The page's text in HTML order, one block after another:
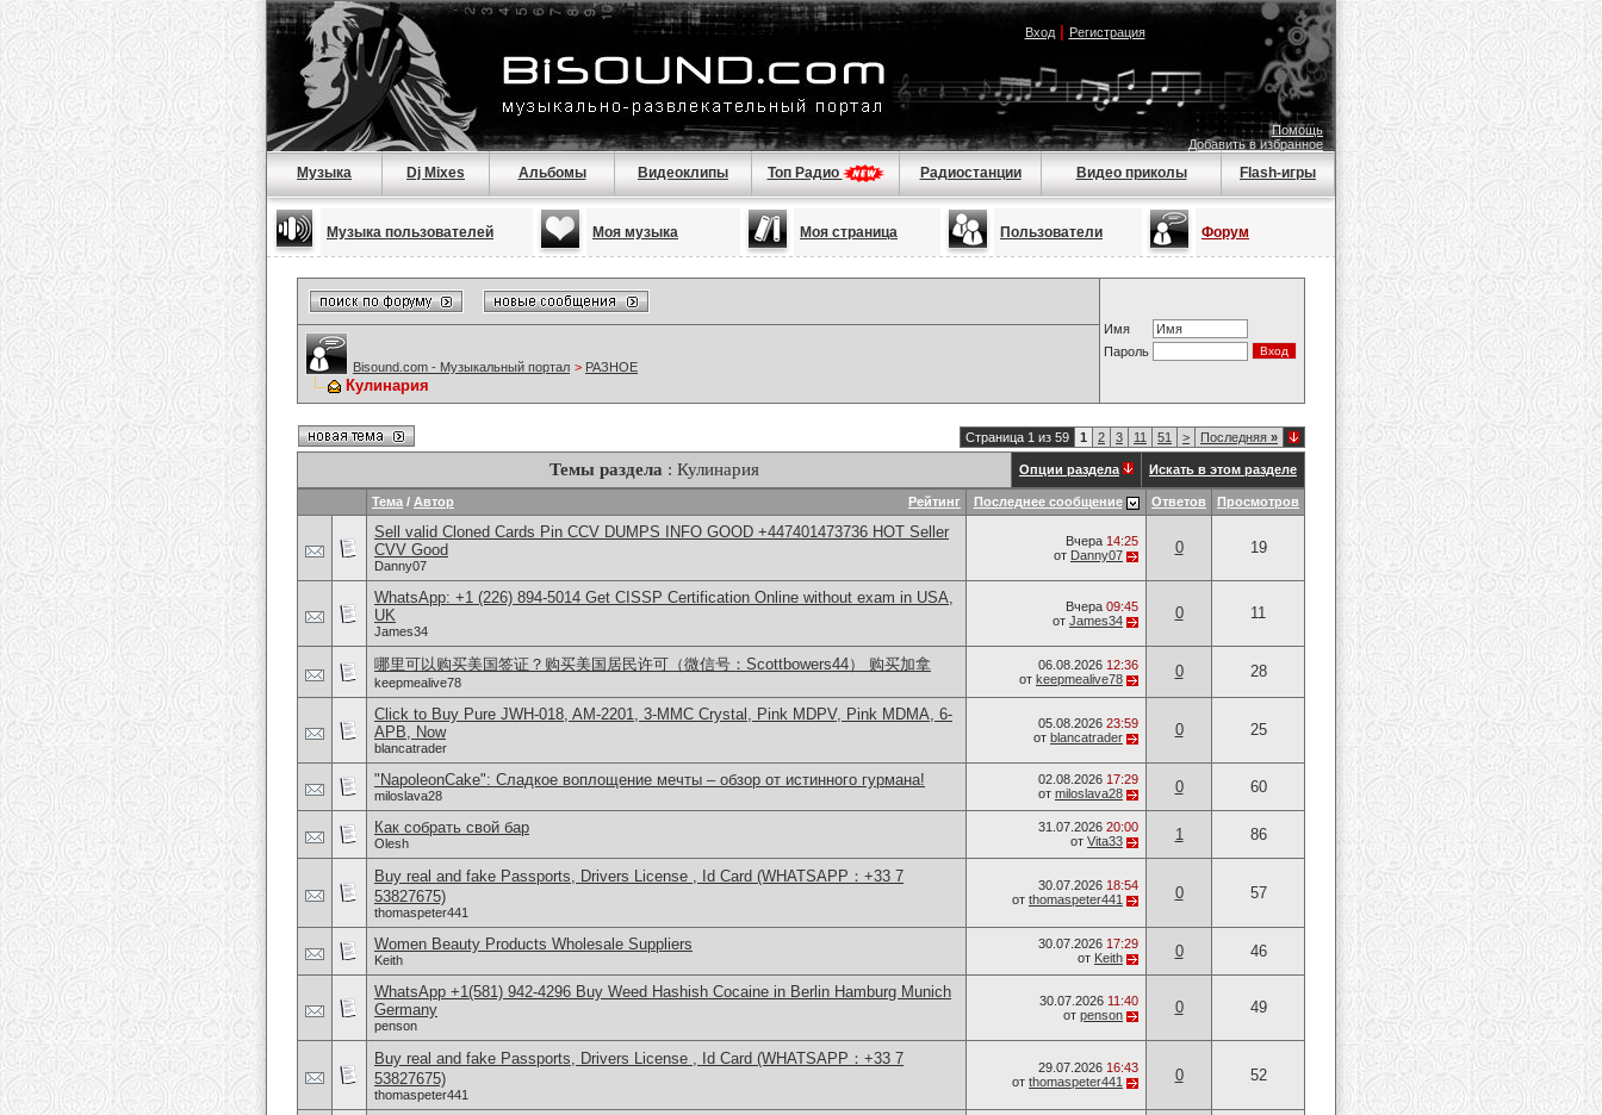
Вход| Регистрация
Помощь
Добавить в избранное
Музыка Dj Mixes Альбомы Видеоклипы Топ Радио Радиостанции Видео приколы Flash-игры
Музыка пользователей Моя музыка Моя страница Пользователи Форум
Имя
Пароль
Bisound.com - Музыкальный портал > РАЗНОЕ
Кулинария
Страница 1 из 59 1 2 3 11 51 > Последняя »
Темы раздела : Кулинария Опции раздела Искать в этом разделе
Рейтинг
Тема / Автор Последнее сообщение Ответов Просмотров
Sell valid Cloned Cards Pin CCV DUMPS INFO GOOD +447401473736 HOT Seller
CVV Good
Danny07
Вчера 14:25
от Danny07 0 19
WhatsApp: +1 (226) 894-5014​ Get CISSP Certification Online without exam in USA,
UK
James34
Вчера 09:45
от James34 0 11
哪里可以购买美国签证？购买美国居民许可（微信号：Scottbowers44） 购买加拿
keepmealive78
06.08.2026 12:36
от keepmealive78 0 28
Click to Buy Pure JWH-018, AM-2201, 3-MMC Crystal, Pink MDPV, Pink MDMA, 6-
APB, Now
blancatrader
05.08.2026 23:59
от blancatrader 0 25
"NapoleonCake": Сладкое воплощение мечты – обзор от истинного гурмана!
miloslava28
02.08.2026 17:29
от miloslava28 0 60
Как собрать свой бар
Olesh
31.07.2026 20:00
от Vita33 1 86
Buy real and fake Passports, Drivers License , Id Card (WHATSAPP：+33 7
53827675)
thomaspeter441
30.07.2026 18:54
от thomaspeter441 0 57
Women Beauty Products Wholesale Suppliers
Keith
30.07.2026 17:29
от Keith 0 46
WhatsApp +1(581) 942-4296 Buy Weed Hashish Cocaine in Berlin Hamburg Munich
Germany
penson
30.07.2026 11:40
от penson 0 49
Buy real and fake Passports, Drivers License , Id Card (WHATSAPP：+33 7
53827675)
thomaspeter441
29.07.2026 16:43
от thomaspeter441 0 52